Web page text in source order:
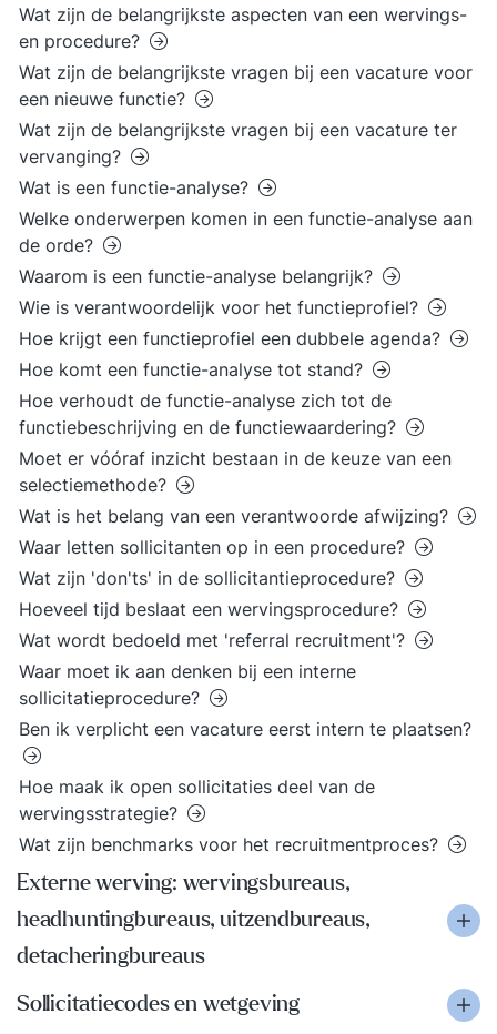
Wat zijn de belangrijkste aspecten van een wervings-
en procedure?
Wat zijn de belangrijkste vragen bij een vacature voor
een nieuwe functie?
Wat zijn de belangrijkste vragen bij een vacature ter
vervanging?
Wat is een functie-analyse?
Welke onderwerpen komen in een functie-analyse aan
de orde?
Waarom is een functie-analyse belangrijk?
Wie is verantwoordelijk voor het functieprofiel?
Hoe krijgt een functieprofiel een dubbele agenda?
Hoe komt een functie-analyse tot stand?
Hoe verhoudt de functie-analyse zich tot de
functiebeschrijving en de functiewaardering?
Moet er vóóraf inzicht bestaan in de keuze van een
selectiemethode?
Wat is het belang van een verantwoorde afwijzing?
Waar letten sollicitanten op in een procedure?
Wat zijn 'don'ts' in de sollicitantieprocedure?
Hoeveel tijd beslaat een wervingsprocedure?
Wat wordt bedoeld met 'referral recruitment'?
Waar moet ik aan denken bij een interne
sollicitatieprocedure?
Ben ik verplicht een vacature eerst intern te plaatsen?
Hoe maak ik open sollicitaties deel van de
wervingsstrategie?
Wat zijn benchmarks voor het recruitmentproces?
Externe werving: wervingsbureaus,
headhuntingbureaus, uitzendbureaus,
detacheringbureaus
Sollicitatiecodes en wetgeving